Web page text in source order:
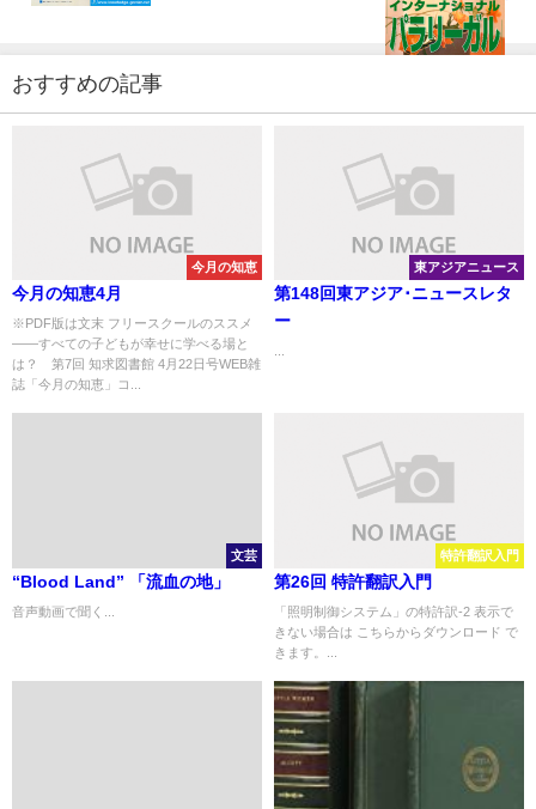
おすすめの記事
今月の知恵
今月の知恵4月
※PDF版は文末 フリースクールのススメ
――すべての子どもが幸せに学べる場と
は？ 第7回 知求図書館 4月22日号WEB雑
誌「今月の知恵」コ...
東アジアニュース
第148回東アジア･ニュースレタ
ー
文芸
“Blood Land” 「流血の地」
音声動画で聞く...
特許翻訳入門
第26回 特許翻訳入門
「照明制御システム」の特許訳-2 表示で
きない場合は こちらからダウンロード で
きます。...